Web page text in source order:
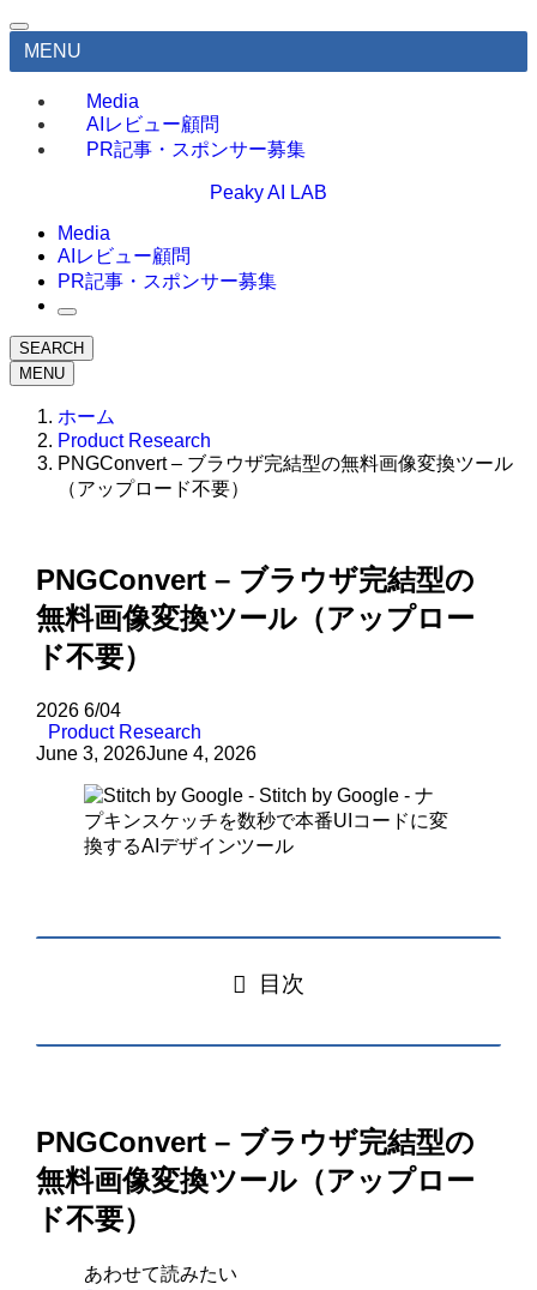
MENU
Media
AIレビュー顧問
PR記事・スポンサー募集
Peaky AI LAB
Media
AIレビュー顧問
PR記事・スポンサー募集
SEARCH
MENU
ホーム
Product Research
PNGConvert – ブラウザ完結型の無料画像変換ツール
（アップロード不要）
PNGConvert – ブラウザ完結型の
無料画像変換ツール（アップロー
ド不要）
2026 6/04
Product Research
June 3, 2026June 4, 2026
目次
PNGConvert – ブラウザ完結型の
無料画像変換ツール（アップロー
ド不要）
あわせて読みたい